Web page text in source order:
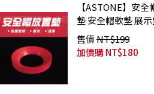
【ASTONE】安
墊 安全帽軟墊 展
售價NT$199
加價購NT$180